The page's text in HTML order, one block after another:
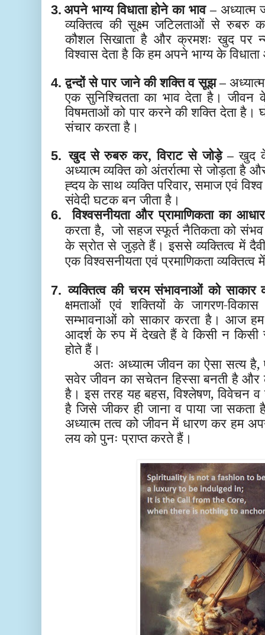
3. अपने भाग्य विधाता होने का भाव – अध्यात्म
व्यक्तित्व की सूक्ष्म जटिलताओं से रुबरु
कौशल सिखाता है और क्रमशः खुद पर
विश्वास देता है कि हम अपने भाग्य के
4. द्वन्दों से पार जाने की शक्ति व सूझ –अध्यात्म
एक सुनिश्चितता का भाव देता है।
विषमताओं को पार करने की शक्ति देता है।
संचार करता है।
5. खुद से रुबरु कर, विराट से जोड़े –खुद
अध्यात्म व्यक्ति को अंतर्रात्मा से जोड़ता
ह्दय के साथ व्यक्ति परिवार, समाज एवं
संवेदी घटक बन जीता है।
6.
विश्वसनीयता और प्रामाणिकता का
करता है, जो सहज स्फूर्त नैतिकता को
के स्रोत से जुड़ते हैं। इससे व्यक्तित्व में
एक विश्वसनीयता एवं प्रमाणिकता व्यक्तित्व
7. व्यक्तित्व की चरम संभावनाओं को
क्षमताओं एवं शक्तियों के जागरण-
सम्भावनाओं को साकार करता है। आज हम
आदर्श के रुप में देखते हैं वे किसी न किसी
होते हैं।
अतः अध्यात्म जीवन का ऐसा सत्य है,
सवेर जीवन का सचेतन हिस्सा बनती है और
है। इस तरह यह बहस, विश्लेषण, विवेचन
है जिसे जीकर ही जाना व पाया जा
अध्यात्म तत्व को जीवन में धारण कर हम
लय को पुनः प्राप्त करते हैं।